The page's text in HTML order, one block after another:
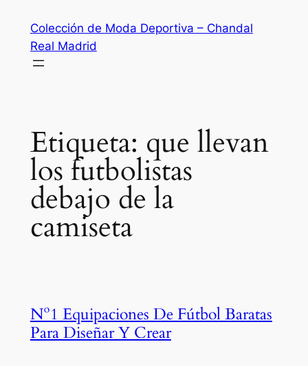
contenido
Colección de Moda Deportiva – Chandal
Real Madrid
Etiqueta: que llevan
los futbolistas
debajo de la
camiseta
Nº1 Equipaciones De Fútbol Baratas
Para Diseñar Y Crear